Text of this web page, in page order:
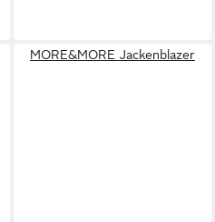
MORE&MORE Jackenblazer